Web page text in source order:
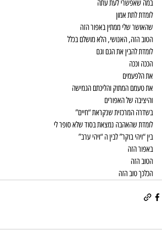
במה שאפשרי לעת עתה
לומדת לתת אמון
שהאושר שלי ממתין באפור הזה
הטוב הזה, האנושי, הלא מושלם בכלל
לומדת להבין את הגם וגם
הככה וככה
את הלפעמים
את טעמם המתוק והליכתם הגמישה
והיציבה של האפורים
בשדרה המרכזית שנקראת “חיים”
לומדת שהאהבה נמצאת בסוד שלא סופר לי
בין “ויהי בוקר” לבין ה “ויהי ערב”
באפור הזה
הטוב הזה
הכלכך טוב הזה